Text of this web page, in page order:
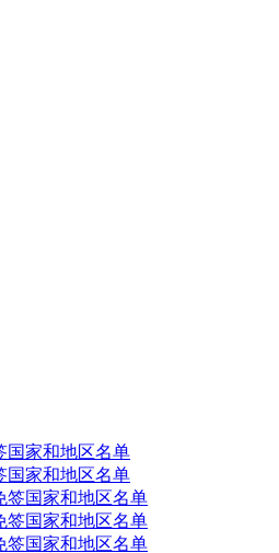
国家和地区名单
国家和地区名单
签国家和地区名单
签国家和地区名单
签国家和地区名单